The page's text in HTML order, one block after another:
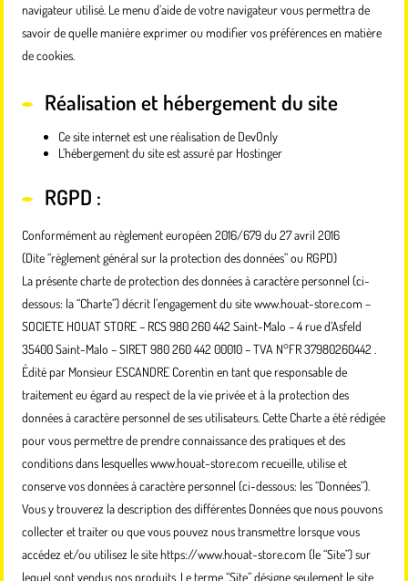
navigateur utilisé. Le menu d’aide de votre navigateur vous permettra de
savoir de quelle manière exprimer ou modifier vos préférences en matière
de cookies.
Réalisation et hébergement du site
Ce site internet est une réalisation de DevOnly
L’hébergement du site est assuré par Hostinger
RGPD :
Conformément au règlement européen 2016/679 du 27 avril 2016
(Dite “règlement général sur la protection des données” ou RGPD)
La présente charte de protection des données à caractère personnel (ci-
dessous: la “Charte”) décrit l’engagement du site www.houat-store.com –
SOCIETE HOUAT STORE – RCS 980 260 442 Saint-Malo – 4 rue d’Asfeld
35400 Saint-Malo – SIRET 980 260 442 00010 – TVA N°FR 37980260442 .
Édité par Monsieur ESCANDRE Corentin en tant que responsable de
traitement eu égard au respect de la vie privée et à la protection des
données à caractère personnel de ses utilisateurs. Cette Charte a été rédigée
pour vous permettre de prendre connaissance des pratiques et des
conditions dans lesquelles www.houat-store.com recueille, utilise et
conserve vos données à caractère personnel (ci-dessous: les “Données”).
Vous y trouverez la description des différentes Données que nous pouvons
collecter et traiter ou que vous pouvez nous transmettre lorsque vous
accédez et/ou utilisez le site https://www.houat-store.com (le “Site”) sur
lequel sont vendus nos produits. Le terme “Site” désigne seulement le site